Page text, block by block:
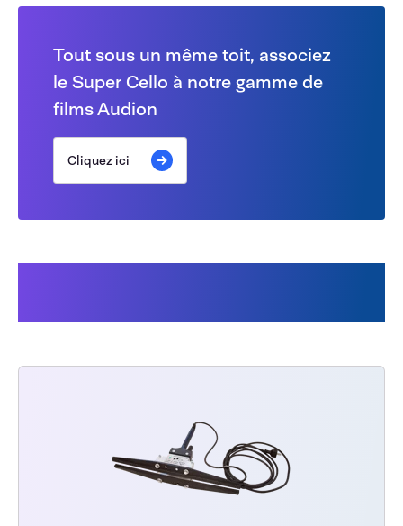
Tout sous un même toit, associez
le Super Cello à notre gamme de
films Audion
Cliquez ici